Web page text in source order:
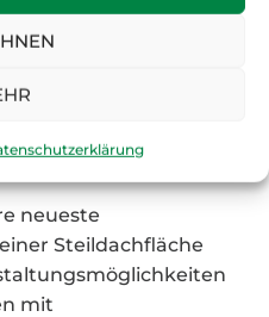
hoch
neueste
Steildachfläche
mit